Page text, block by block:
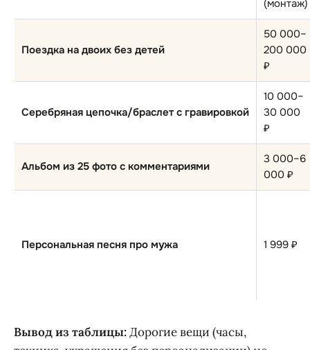
(монтаж)
Поездка на двоих без детей
50 000–
200 000
₽
Серебряная цепочка/браслет с гравировкой
10 000–
30 000
₽
Альбом из 25 фото с комментариями
3 000–6
000 ₽
Персональная песня про мужа 1 999 ₽
Вывод из таблицы:Дорогие вещи (часы,